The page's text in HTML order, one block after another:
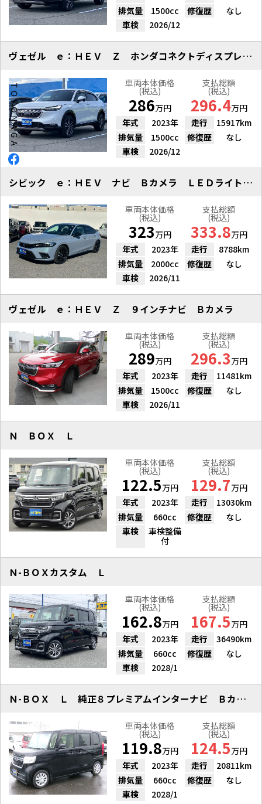
排気量
1500cc 修復歴
なし
車検
2026/12
ヴェゼル ｅ：ＨＥＶ Ｚ ホンダコネクトディスプレイ Ｂカメラ
車両本体価格
(税込)
286万円
支払総額
(税込)
296.4万円
年式
2023年 走行
15917km
排気量
1500cc 修復歴
なし
車検
2026/12
シビック ｅ：ＨＥＶ ナビ Ｂカメラ ＬＥＤライト ＥＴＣ２．０
車両本体価格
(税込)
323万円
支払総額
(税込)
333.8万円
年式
2023年 走行
8788km
排気量
2000cc 修復歴
なし
車検
2026/11
ヴェゼル ｅ：ＨＥＶ Ｚ ９インチナビ Ｂカメラ
車両本体価格
(税込)
289万円
支払総額
(税込)
296.3万円
年式
2023年 走行
11481km
排気量
1500cc 修復歴
なし
車検
2026/11
Ｎ ＢＯＸ Ｌ
車両本体価格
(税込)
122.5万円
支払総額
(税込)
129.7万円
年式
2023年 走行
13030km
排気量
660cc 修復歴
なし
車検
車検整備
付
Ｎ-ＢＯＸカスタム Ｌ
車両本体価格
(税込)
162.8万円
支払総額
(税込)
167.5万円
年式
2023年 走行
36490km
排気量
660cc 修復歴
なし
車検
2028/1
Ｎ-ＢＯＸ Ｌ 純正８プレミアムインターナビ Ｂカメラ シートヒーター
車両本体価格
(税込)
119.8万円
支払総額
(税込)
124.5万円
年式
2023年 走行
20811km
排気量
660cc 修復歴
なし
車検
2028/1